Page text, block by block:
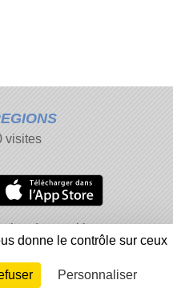
visites
des cookies
un contenu inapproprié
Connexion
donne le contrôle sur ceux
Personnaliser